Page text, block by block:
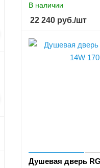
В наличии
22 240 руб./шт
Душевая дверь